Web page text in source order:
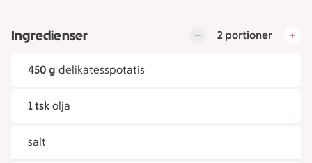
Ingredienser 2 portioner
450 g delikatesspotatis
1 tsk olja
salt